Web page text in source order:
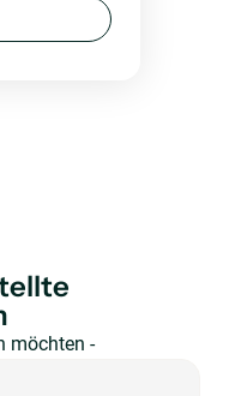
möchten -